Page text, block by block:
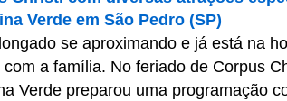
Verde em São Pedro (SP)
se aproximando e já está na
a família. No feriado de Corpus
Verde preparou uma programação